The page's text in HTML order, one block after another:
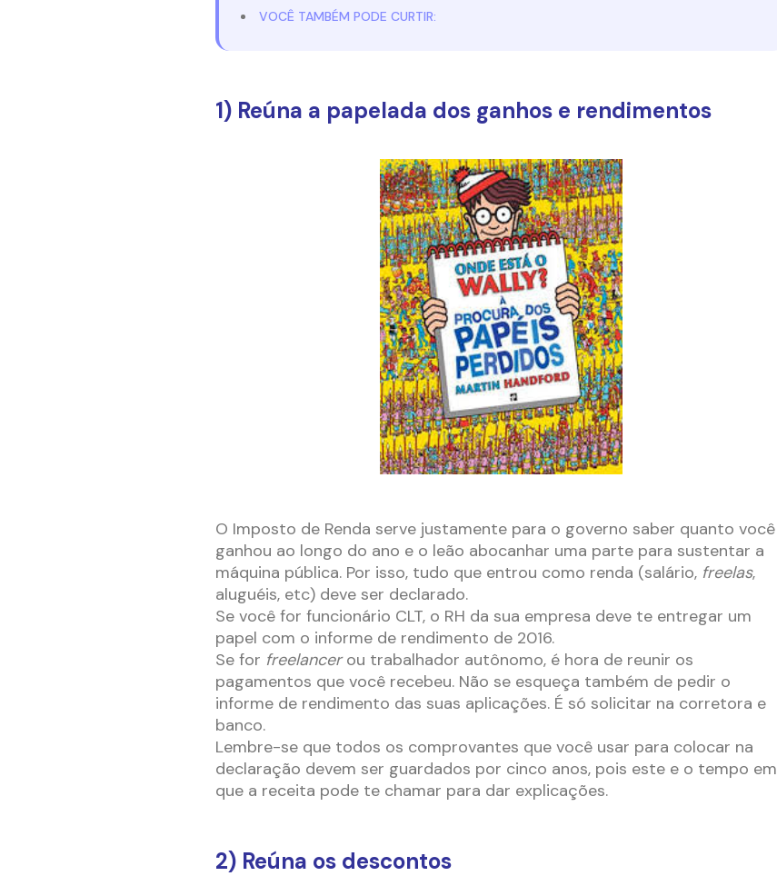
VOCÊ TAMBÉM PODE CURTIR:
1) Reúna a papelada dos ganhos e rendimentos
O Imposto de Renda serve justamente para o governo saber quanto você
ganhou ao longo do ano e o leão abocanhar uma parte para sustentar a
máquina pública. Por isso, tudo que entrou como renda (salário, freelas,
aluguéis, etc) deve ser declarado.
Se você for funcionário CLT, o RH da sua empresa deve te entregar um
papel com o informe de rendimento de 2016.
Se for freelancerou trabalhador autônomo, é hora de reunir os
pagamentos que você recebeu. Não se esqueça também de pedir o
informe de rendimento das suas aplicações. É só solicitar na corretora e
banco.
Lembre-se que todos os comprovantes que você usar para colocar na
declaração devem ser guardados por cinco anos, pois este e o tempo em
que a receita pode te chamar para dar explicações.
2) Reúna os descontos